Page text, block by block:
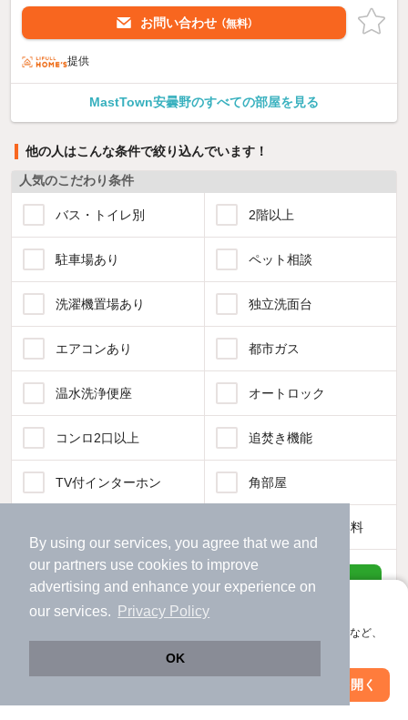
By using our services, you agree that we and
our partners use cookies to improve
advertising and enhance your experience on
our services.
Privacy Policy
OK
アプリに切り替えて、サクサクお部屋探し
会員登録なしですぐ使える。マップ検索やお気に入り保存など、
アプリを開く
お問い合わせ （無料）
提供
MastTown安曇野のすべての部屋を見る
他の人はこんな条件で絞り込んでいます！
人気のこだわり条件
バス・トイレ別 2階以上
駐車場あり ペット相談
洗濯機置場あり 独立洗面台
エアコンあり 都市ガス
温水洗浄便座 オートロック
コンロ2口以上 追焚き機能
TV付インターホン 角部屋
インターネット無料
該当件数:
物件一覧に反映
絞り込み条件を変更